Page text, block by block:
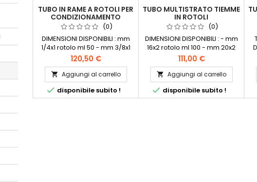
TUBO IN RAME A ROTOLI PER
CONDIZIONAMENTO
(0)
DIMENSIONI DISPONIBILI : mm
1/4x1 rotolo ml 50 - mm 3/8x1
rotolo ml 50 - mm 1/2x1 rotolo
ml 50 - mm 3/4x1 rotolo ml 50 -
5/8x1 rotolo ml 50
120,50 €
 Aggiungi al carrello
 disponibile subito !
TUBO MULTISTRATO TIEMME
IN ROTOLI
(0)
DIMENSIONI DISPONIBILI : - mm
16x2 rotolo ml 100 - mm 20x2
rotolo ml 100 - mm 26x3 rotolo
ml 50 - mm 32x3 rotolo ml 25
111,00 €
 Aggiungi al carrello
 disponibile subito !